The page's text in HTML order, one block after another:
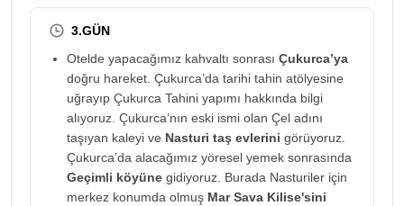
3.GÜN
Otelde yapacağımız kahvaltı sonrası Çukurca’ya
doğru hareket. Çukurca’da tarihi tahin atölyesine
uğrayıp Çukurca Tahini yapımı hakkında bilgi
alıyoruz. Çukurca’nın eski ismi olan Çel adını
taşıyan kaleyi ve Nasturi taş evlerini görüyoruz.
Çukurca’da alacağımız yöresel yemek sonrasında
Geçimli köyüne gidiyoruz. Burada Nasturiler için
merkez konumda olmuş Mar Sava Kilise'sini